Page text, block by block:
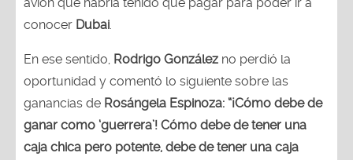
conocer Dubai
En ese sentido, Rodrigo González no perdió la
oportunidad y comentó lo siguiente sobre las
ganancias de Rosángela Espinoza: “¡Cómo debe de
ganar como ‘guerrera’! Cómo debe de tener una
caja chica pero potente, debe de tener una caja